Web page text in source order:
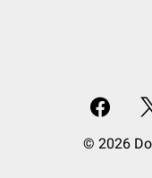
© 2026